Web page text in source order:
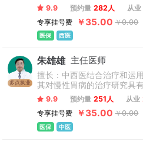
9.9 预约量 282人 从业
专享挂号费
￥35.00 ￥0.00
医保 西医
多点执业
朱雄雄 主任医师
擅长：中西医结合治疗和运
其对慢性胃病的治疗研究具
9.9 预约量 251人 从业
专享挂号费
￥35.00 ￥0.00
医保 中医